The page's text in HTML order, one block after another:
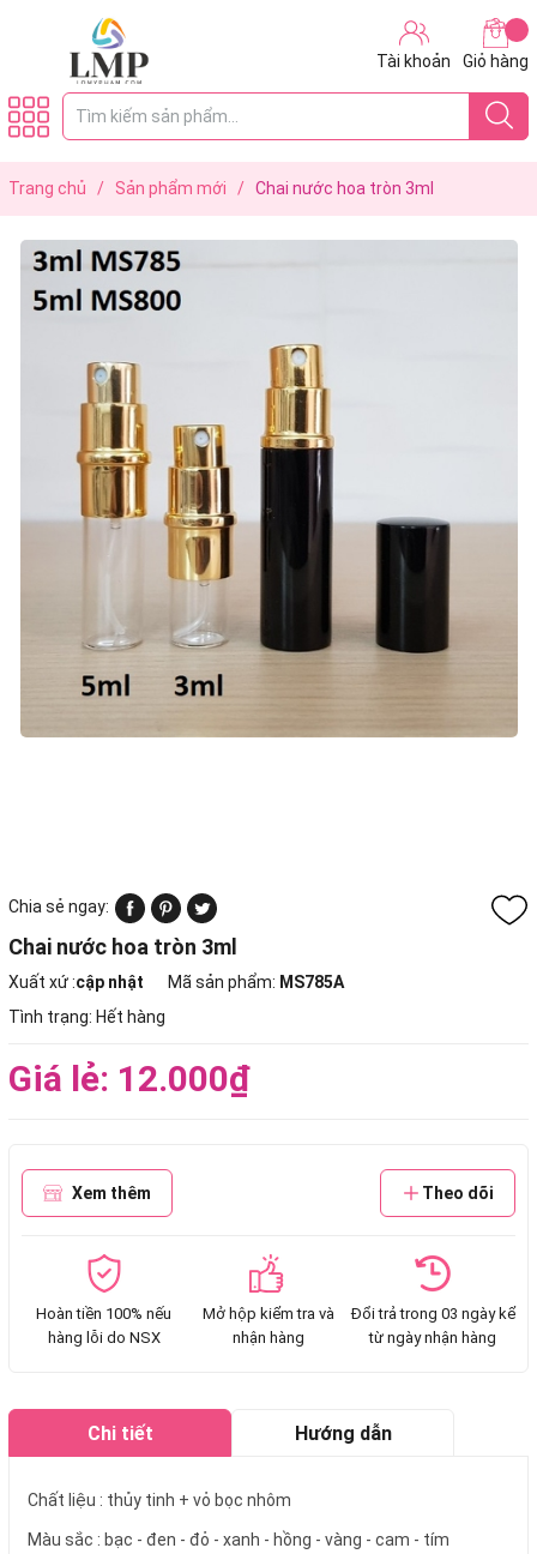
Tài khoản Giỏ hàng
Trang chủ / Sản phẩm mới / Chai nước hoa tròn 3ml
Chia sẻ ngay:
Chai nước hoa tròn 3ml
Xuất xứ :cập nhật Mã sản phẩm: MS785A
Tình trạng: Hết hàng
Giá lẻ: 12.000₫
Xem thêm Theo dõi
Hoàn tiền 100% nếu
hàng lỗi do NSX
Mở hộp kiểm tra và
nhận hàng
Đổi trả trong 03 ngày kể
từ ngày nhận hàng
Chi tiết Hướng dẫn
Chất liệu : thủy tinh + vỏ bọc nhôm
Màu sắc : bạc - đen - đỏ - xanh - hồng - vàng - cam - tím